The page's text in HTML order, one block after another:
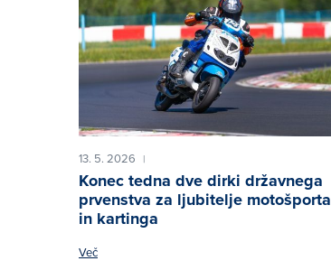
13. 5. 2026 |
Konec tedna dve dirki državnega
prvenstva za ljubitelje motošporta
in kartinga
Več